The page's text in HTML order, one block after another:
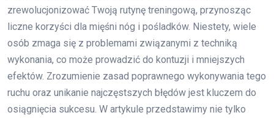
zrewolucjonizować Twoją rutynę treningową, przynosząc
liczne korzyści dla mięśni nóg i pośladków. Niestety, wiele
osób zmaga się z problemami związanymi z techniką
wykonania, co może prowadzić do kontuzji i mniejszych
efektów. Zrozumienie zasad poprawnego wykonywania tego
ruchu oraz unikanie najczęstszych błędów jest kluczem do
osiągnięcia sukcesu. W artykule przedstawimy nie tylko